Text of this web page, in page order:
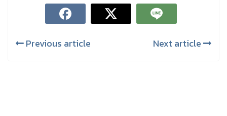
Previous article Next article